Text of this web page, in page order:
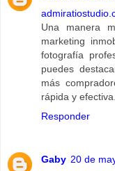
Una manera
marketing
fotografía
puedes
más
rápida y efectiva.
Responder
Gaby 20 de